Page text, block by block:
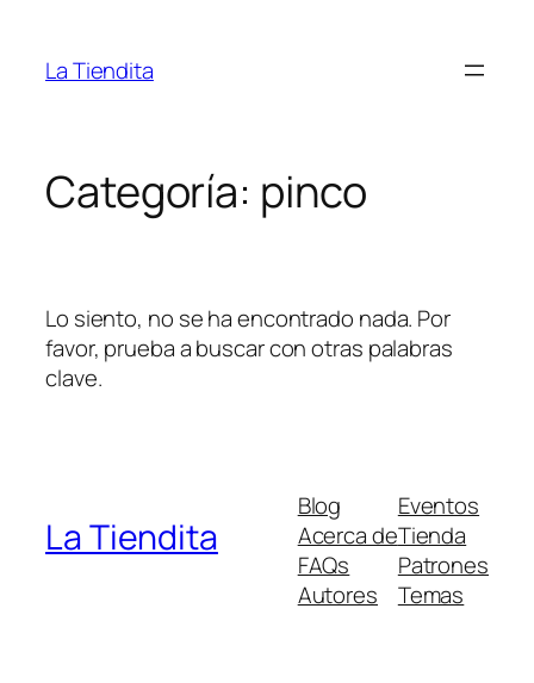
contenido
La Tiendita
Categoría: pinco
Lo siento, no se ha encontrado nada. Por
favor, prueba a buscar con otras palabras
clave.
La Tiendita
Blog
Acerca de
FAQs
Autores
Eventos
Tienda
Patrones
Temas